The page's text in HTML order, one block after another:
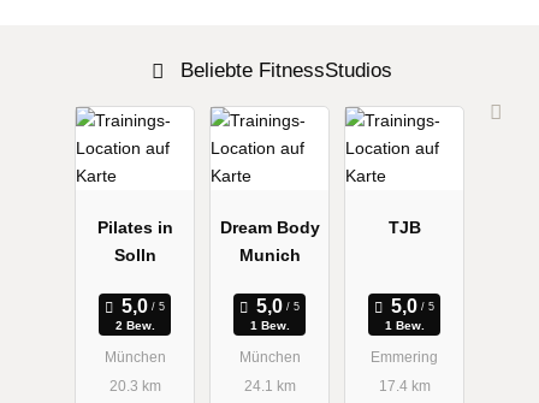
Beliebte FitnessStudios
Pilates in
Solln
2 Bew.
München
20.3 km
Dream Body
Munich
1 Bew.
München
24.1 km
TJB
1 Bew.
Emmering
17.4 km